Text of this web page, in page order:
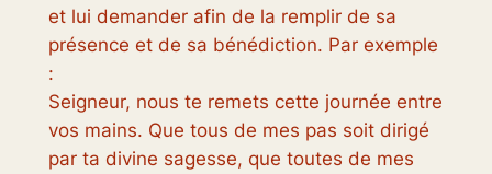
et lui demander afin de la remplir de sa
présence et de sa bénédiction. Par exemple
:
Seigneur, nous te remets cette journée entre
vos mains. Que tous de mes pas soit dirigé
par ta divine sagesse, que toutes de mes